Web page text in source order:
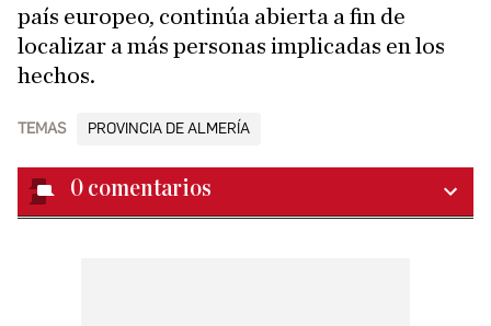
país europeo, continúa abierta a fin de
localizar a más personas implicadas en los
hechos.
TEMAS PROVINCIA DE ALMERÍA
0 comentarios